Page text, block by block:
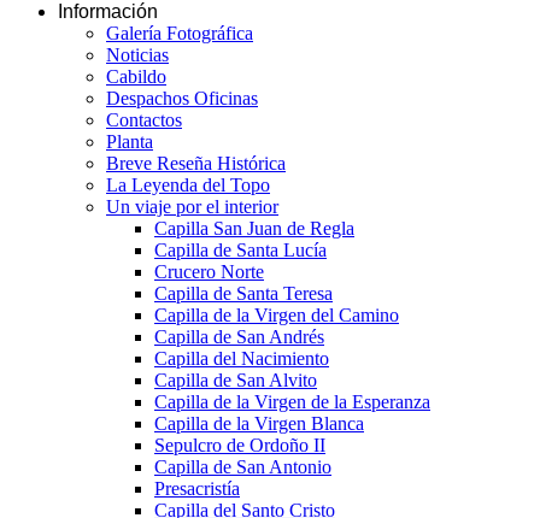
Información
Galería Fotográfica
Noticias
Cabildo
Despachos Oficinas
Contactos
Planta
Breve Reseña Histórica
La Leyenda del Topo
Un viaje por el interior
Capilla San Juan de Regla
Capilla de Santa Lucía
Crucero Norte
Capilla de Santa Teresa
Capilla de la Virgen del Camino
Capilla de San Andrés
Capilla del Nacimiento
Capilla de San Alvito
Capilla de la Virgen de la Esperanza
Capilla de la Virgen Blanca
Sepulcro de Ordoño II
Capilla de San Antonio
Presacristía
Capilla del Santo Cristo